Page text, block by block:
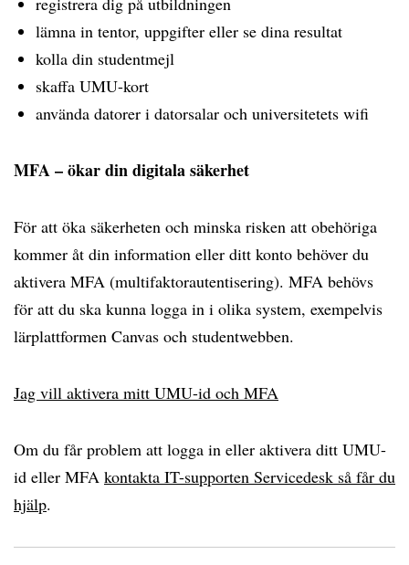
lämna in tentor, uppgifter eller se dina resultat
kolla din studentmejl
skaffa UMU-kort
använda datorer i datorsalar och universitetets wifi
MFA – ökar din digitala säkerhet
För att öka säkerheten och minska risken att obehöriga
kommer åt din information eller ditt konto behöver du
aktivera MFA (multifaktorautentisering). MFA behövs
för att du ska kunna logga in i olika system, exempelvis
lärplattformen Canvas och studentwebben.
Jag vill aktivera mitt UMU-id och MFA
Om du får problem att logga in eller aktivera ditt UMU-
id eller MFA kontakta IT-supporten Servicedesk så får du
hjälp.